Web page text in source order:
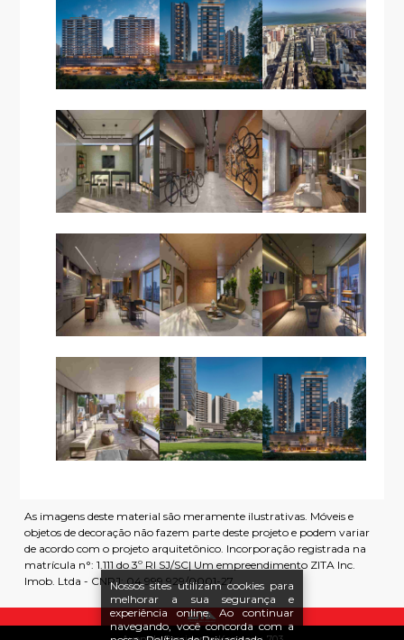
As imagens deste material são meramente ilustrativas. Móveis e
objetos de decoração não fazem parte deste projeto e podem variar
de acordo com o projeto arquitetônico. Incorporação registrada na
matrícula n°: 1.111 do 3º RI SJ/SC| Um empreendimento ZITA Inc.
Imob. Ltda - CNPJ: 04.999.929/0001-27
Nossos sites utilizam cookies para
melhorar a sua segurança e
experiência online. Ao continuar
navegando, você concorda com a